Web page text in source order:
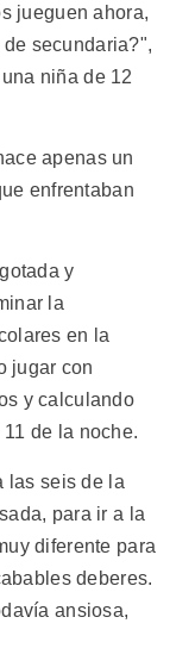
jueguen ahora,
secundaria?",
niña de 12
apenas un
enfrentaban
y
la
en la
jugar con
y calculando
de la noche.
las seis de la
para ir a la
diferente para
deberes.
ansiosa,